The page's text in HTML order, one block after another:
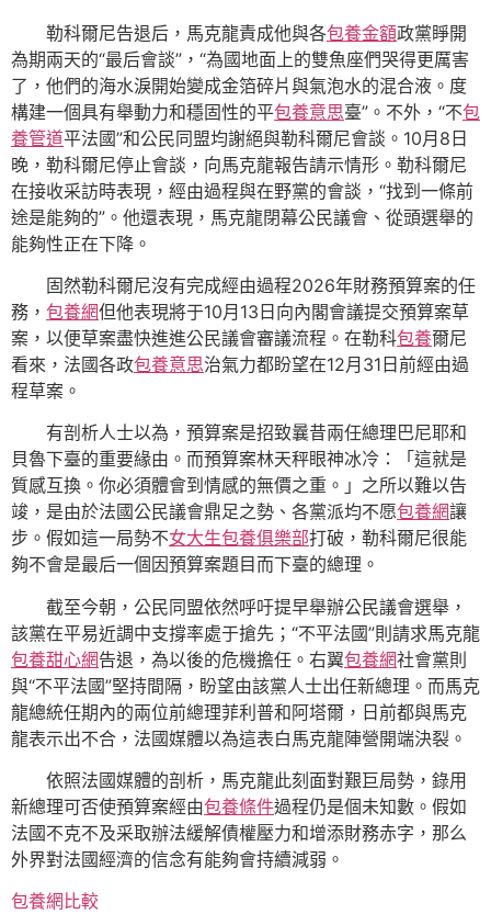
勒科爾尼告退后，馬克龍責成他與各包養金額政黨睜開
為期兩天的“最后會談”，“為國地面上的雙魚座們哭得更厲害
了，他們的海水淚開始變成金箔碎片與氣泡水的混合液。度
構建一個具有舉動力和穩固性的平包養意思臺”。不外，“不包
養管道平法國”和公民同盟均謝絕與勒科爾尼會談。10月8日
晚，勒科爾尼停止會談，向馬克龍報告請示情形。勒科爾尼
在接收采訪時表現，經由過程與在野黨的會談，“找到一條前
途是能夠的”。他還表現，馬克龍閉幕公民議會、從頭選舉的
能夠性正在下降。
固然勒科爾尼沒有完成經由過程2026年財務預算案的任
務， 包養網但他表現將于10月13日向內閣會議提交預算案草
案，以便草案盡快進進公民議會審議流程。在勒科包養爾尼
看來，法國各政包養意思治氣力都盼望在12月31日前經由過
程草案。
有剖析人士以為，預算案是招致曩昔兩任總理巴尼耶和
貝魯下臺的重要緣由。而預算案林天秤眼神冰冷：「這就是
質感互換。你必須體會到情感的無價之重。」之所以難以告
竣，是由於法國公民議會鼎足之勢、各黨派均不愿包養網讓
步。假如這一局勢不女大生包養俱樂部打破，勒科爾尼很能
夠不會是最后一個因預算案題目而下臺的總理。
截至今朝，公民同盟依然呼吁提早舉辦公民議會選舉，
該黨在平易近調中支撐率處于搶先；“不平法國”則請求馬克龍
包養甜心網告退，為以後的危機擔任。右翼包養網社會黨則
與“不平法國”堅持間隔，盼望由該黨人士出任新總理。而馬克
龍總統任期內的兩位前總理菲利普和阿塔爾，日前都與馬克
龍表示出不合，法國媒體以為這表白馬克龍陣營開端決裂。
依照法國媒體的剖析，馬克龍此刻面對艱巨局勢，錄用
新總理可否使預算案經由包養條件過程仍是個未知數。假如
法國不克不及采取辦法緩解債權壓力和增添財務赤字，那么
外界對法國經濟的信念有能夠會持續減弱。
包養網比較